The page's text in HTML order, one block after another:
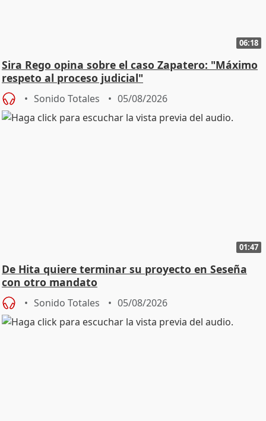
06:18
Sira Rego opina sobre el caso Zapatero: "Máximo
respeto al proceso judicial"
Sonido Totales 05/08/2026
01:47
De Hita quiere terminar su proyecto en Seseña
con otro mandato
Sonido Totales 05/08/2026